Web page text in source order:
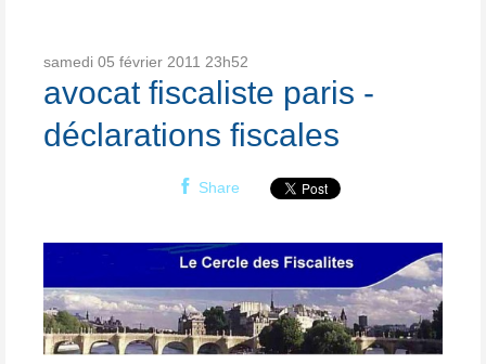
samedi 05 février 2011 23h52
avocat fiscaliste paris -
déclarations fiscales
Share